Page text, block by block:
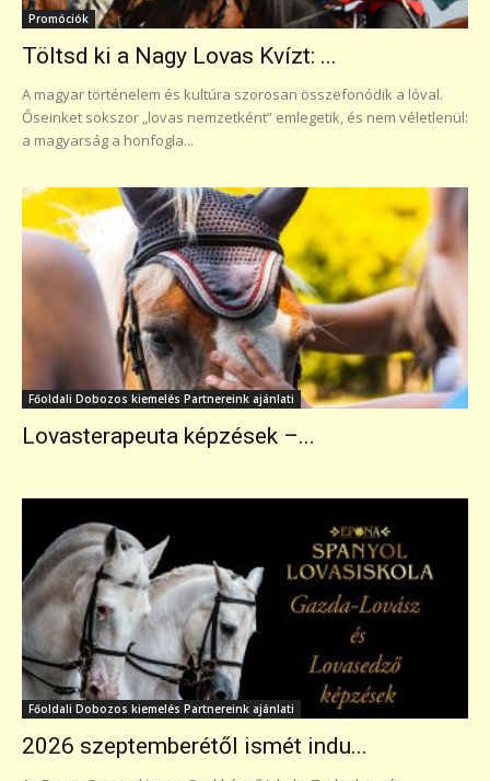
Promóciók
Töltsd ki a Nagy Lovas Kvízt: ...
A magyar történelem és kultúra szorosan összefonódik a lóval.
Őseinket sokszor „lovas nemzetként” emlegetik, és nem véletlenül:
a magyarság a honfogla...
Főoldali Dobozos kiemelés Partnereink ajánlati
Lovasterapeuta képzések –...
Főoldali Dobozos kiemelés Partnereink ajánlati
2026 szeptemberétől ismét indu...